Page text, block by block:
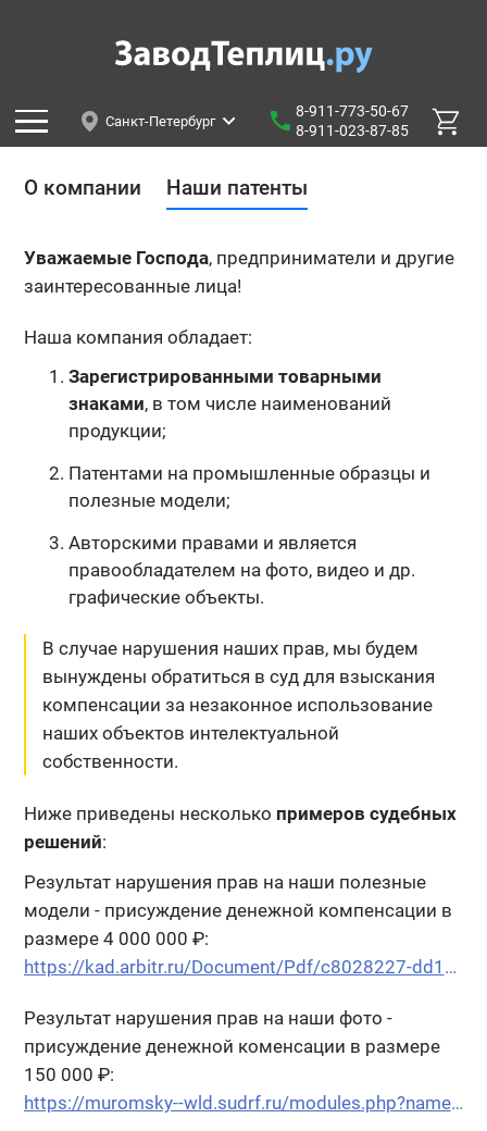
Санкт-Петербург
8-911-773-50-67
8-911-023-87-85
О компании Наши патенты
Уважаемые Господа, предприниматели и другие
заинтересованные лица!
Наша компания обладает:
Зарегистрированными товарными
знаками, в том числе наименований
продукции;
Патентами на промышленные образцы и
полезные модели;
Авторскими правами и является
правообладателем на фото, видео и др.
графические объекты.
В случае нарушения наших прав, мы будем
вынуждены обратиться в суд для взыскания
компенсации за незаконное использование
наших объектов интелектуальной
собственности.
Ниже приведены несколько примеров судебных
решений:
Результат нарушения прав на наши полезные
модели - присуждение денежной компенсации в
размере 4 000 000 ₽:
https://kad.arbitr.ru/Document/Pdf/c8028227-dd16-49b9-8c4c-8d2d0ed5cfbf/7e4b1c70-5829-4515-aa7e-9b10fab4e0be/A13-5545-2019_20191226_Postanovlenie_apelljacionnoj_instancii.pdf?isAddStamp=True
Результат нарушения прав на наши фото -
присуждение денежной коменсации в размере
150 000 ₽:
https://muromsky--wld.sudrf.ru/modules.php?name=sud_delo&srv_num=1&name_op=case&case_id=28356963&case_uid=0af032a6-28aa-41f1-94fd-0f7493dedf2e&delo_id=1540005